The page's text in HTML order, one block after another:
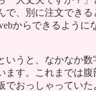
、別に注文でき
からできるように
いうと、なかなか
ます。これまでは
でおっしゃってい